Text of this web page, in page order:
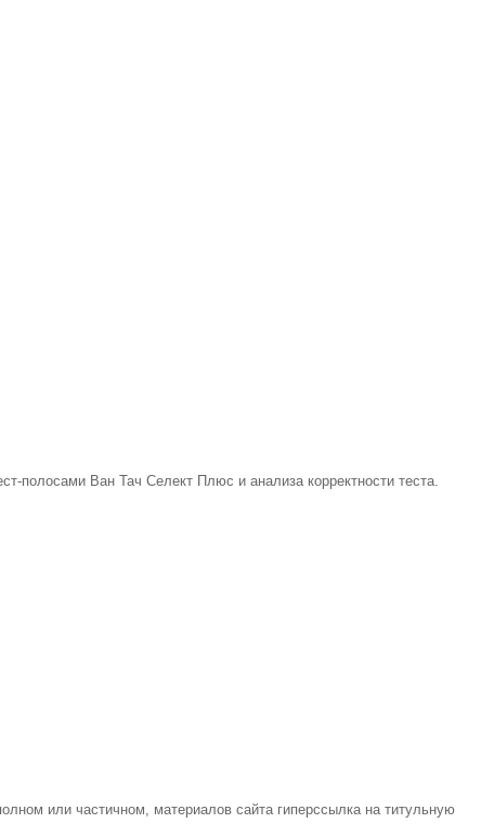
полосами Ван Тач Селект Плюс и анализа корректности теста.
или частичном, материалов сайта гиперссылка на титульную